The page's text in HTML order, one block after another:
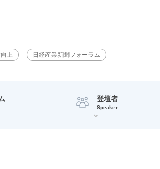
上 日経産業新聞フォーラム
登壇者
Speaker